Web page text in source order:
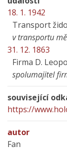
18. 1. 1942
Transport
v transportu
31. 12. 1863
Firma D.
spolumajitel
související
https://
autor
Fan